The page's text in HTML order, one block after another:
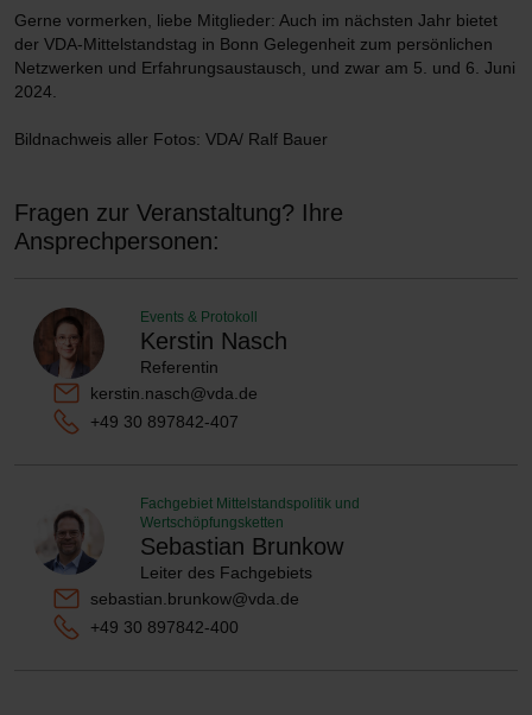
Gerne vormerken, liebe Mitglieder: Auch im nächsten Jahr bietet
der VDA-Mittelstandstag in Bonn Gelegenheit zum persönlichen
Netzwerken und Erfahrungsaustausch, und zwar am 5. und 6. Juni
2024.
Bildnachweis aller Fotos: VDA/ Ralf Bauer
Fragen zur Veranstaltung? Ihre
Ansprechpersonen:
Events & Protokoll
Kerstin Nasch
Referentin
kerstin.nasch@vda.de
+49 30 897842-407
Fachgebiet Mittelstandspolitik und
Wertschöpfungsketten
Sebastian Brunkow
Leiter des Fachgebiets
sebastian.brunkow@vda.de
+49 30 897842-400